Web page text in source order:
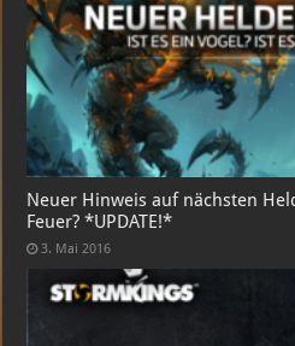
Neuer Hinweis auf nächsten
Feuer? *UPDATE!*
3. Mai 2016